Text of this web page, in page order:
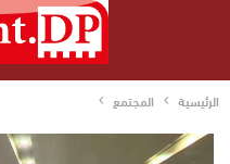
الرئيسية المجتمع